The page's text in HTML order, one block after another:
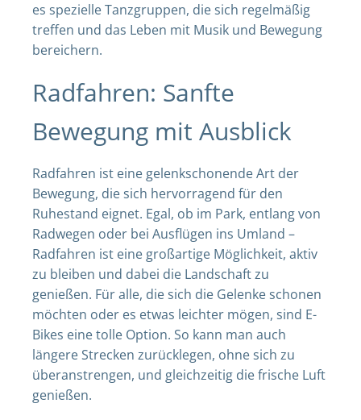
es spezielle Tanzgruppen, die sich regelmäßig
treffen und das Leben mit Musik und Bewegung
bereichern.
Radfahren: Sanfte
Bewegung mit Ausblick
Radfahren ist eine gelenkschonende Art der
Bewegung, die sich hervorragend für den
Ruhestand eignet. Egal, ob im Park, entlang von
Radwegen oder bei Ausflügen ins Umland –
Radfahren ist eine großartige Möglichkeit, aktiv
zu bleiben und dabei die Landschaft zu
genießen. Für alle, die sich die Gelenke schonen
möchten oder es etwas leichter mögen, sind E-
Bikes eine tolle Option. So kann man auch
längere Strecken zurücklegen, ohne sich zu
überanstrengen, und gleichzeitig die frische Luft
genießen.